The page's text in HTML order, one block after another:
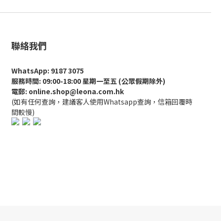
聯絡我們
WhatsApp: 9187 3075
服務時間: 09:00-18:00 星期一至五 (公眾假期除外)
電郵: online.shop@leona.com.hk
(如有任何查詢，建議客人使用Whatsapp查詢，信箱回覆時
間較慢)